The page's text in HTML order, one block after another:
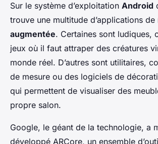
Sur le système d’exploitation Android
trouve une multitude d’applications de
augmentée. Certaines sont ludiques,
jeux où il faut attraper des créatures
monde réel. D’autres sont utilitaires,
de mesure ou des logiciels de
qui permettent de visualiser des
propre salon.
Google, le géant de la technologie, a
développé ARCore, un ensemble